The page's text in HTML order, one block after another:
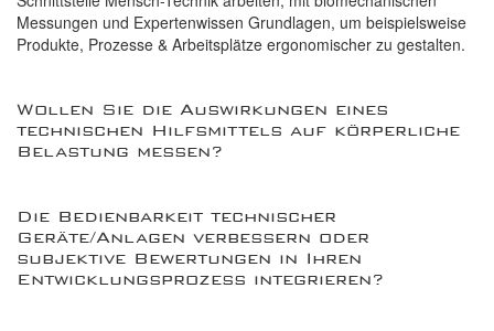
Messungen und Expertenwissen Grundlagen, um beispielsweise
Produkte, Prozesse & Arbeitsplätze ergonomischer zu gestalten.
Wollen Sie die Auswirkungen eines
technischen Hilfsmittels auf körperliche
Belastung messen?
Die Bedienbarkeit technischer
Geräte/Anlagen verbessern oder
subjektive Bewertungen in Ihren
Entwicklungsprozess integrieren?